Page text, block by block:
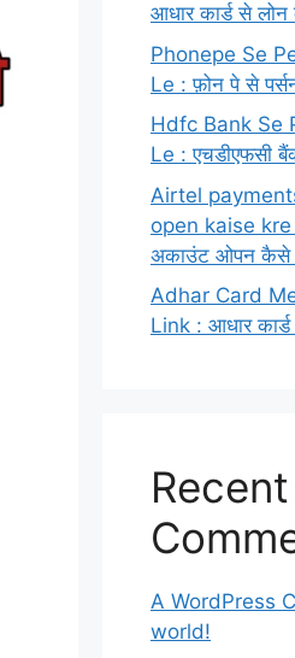
आधार कार्ड से
Phonepe Se
Le : फ़ोन पे से
Hdfc Bank Se
Le : एचडीएफसी
Airtel
open kaise kre
अकाउंट ओपन कैसे
Adhar Card
Link : आधार
Recent
A WordPress
world!